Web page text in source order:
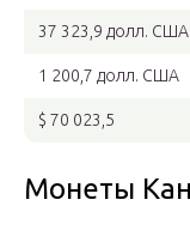
37 323,9 долл. США
1 200,7 долл. США
$ 70 023,5
Монеты